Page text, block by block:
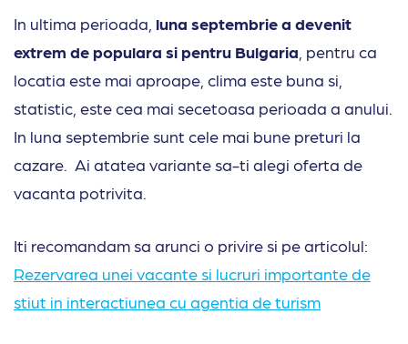
In ultima perioada, luna septembrie a devenit
extrem de populara si pentru Bulgaria , pentru ca
locatia este mai aproape, clima este buna si,
statistic, este cea mai secetoasa perioada a anului.
In luna septembrie sunt cele mai bune preturi la
cazare. Ai atatea variante sa-ti alegi oferta de
vacanta potrivita.
Iti recomandam sa arunci o privire si pe articolul:
Rezervarea unei vacante si lucruri importante de
stiut in interactiunea cu agentia de turism